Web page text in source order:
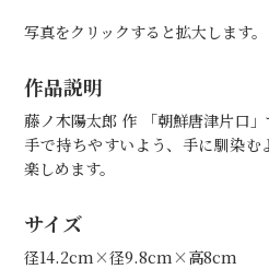
写真をクリックすると拡大します。
作品説明
藤ノ木陽太郎 作 「朝鮮唐津片口
手で持ちやすいよう、手に馴染む
楽しめます。
サイズ
径14.2cm×径9.8cm×高8cm